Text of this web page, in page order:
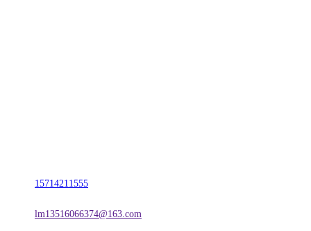
15714211555
lm13516066374@163.com